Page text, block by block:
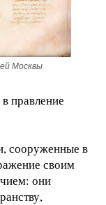
Москвы
правление
сооруженные в
своим
они